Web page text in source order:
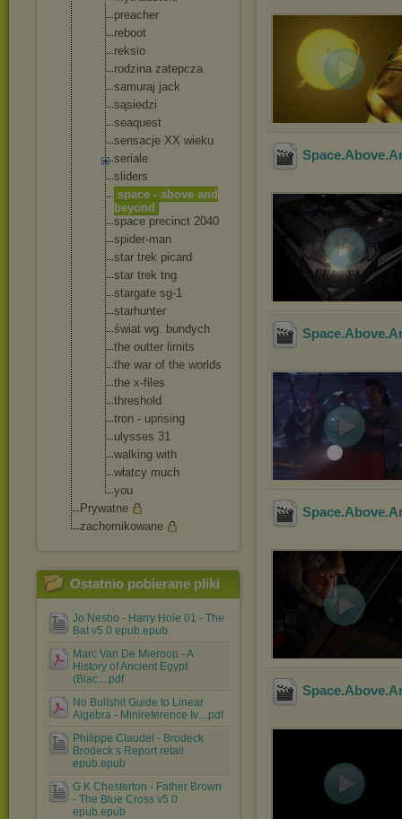
preacher
reboot
reksio
rodzina zatepcza
samuraj jack
sąsiedzi
seaquest
sensacje XX wieku
seriale
sliders
space - above and
beyond
space precinct 2040
spider-man
star trek picard
star trek tng
stargate sg-1
starhunter
świat wg. bundych
the outter limits
the war of the worlds
the x-files
threshold
tron - uprising
ulysses 31
walking with
włatcy much
you
Prywatne
zachomikowane
Ostatnio pobierane pliki
Jo Nesbo - Harry Hole 01 - The
Bat v5 0 epub.epub
Marc Van De Mieroop - A
History of Ancient Egypt
(Blac....pdf
No Bullshit Guide to Linear
Algebra - Minireference Iv....pdf
Philippe Claudel - Brodeck
Brodeck s Report retail
epub.epub
G K Chesterton - Father Brown
- The Blue Cross v5 0
epub.epub